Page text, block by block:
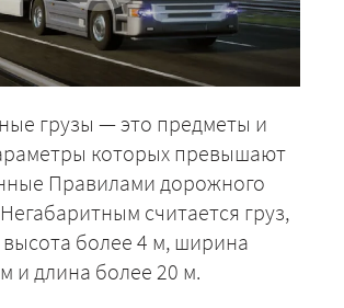
грузы — это предметы и
которых превышают
Правилами дорожного
считается груз,
высота более 4 м, ширина
и длина более 20 м.